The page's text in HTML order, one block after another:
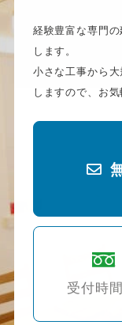
経験豊富な専門
します。
小さな工事から
しますので、お
受付時